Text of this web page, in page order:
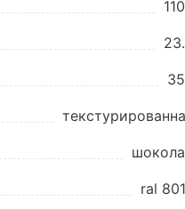
ral